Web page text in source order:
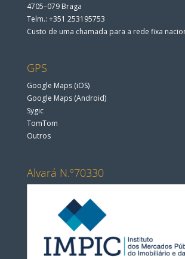
4705–079 Braga
Telm.: +351 253195753
Custo de uma chamada para a rede fixa
GPS
Google Maps (iOS)
Google Maps (Android)
Sygic
TomTom
Outros
Alvará N.º70330